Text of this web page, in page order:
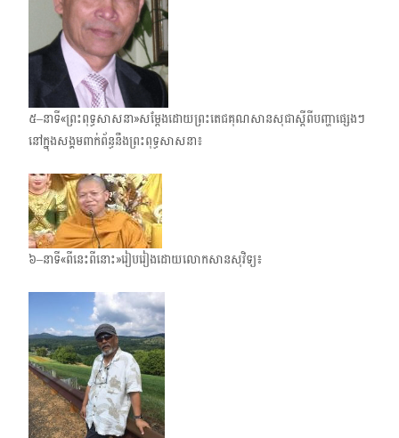
៥–នាទី«ព្រះពុទ្ធសាសនា»សម្តែងដោយព្រះតេជគុណសានសុជាស្តីពីបញ្ហាផ្សេងៗ
នៅក្នុងសង្គមពាក់​ព័ន្ធនឹងព្រះពុទ្ធសាសនា៖
៦–នាទី«ពីនេះពីនោះ»រៀបរៀងដោយលោកសានសុវិទ្យ៖